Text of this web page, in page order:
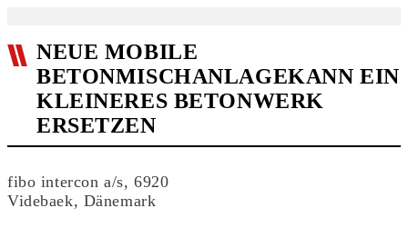
NEUE MOBILE
BETONMISCHANLAGEKANN EIN
KLEINERES BETONWERK
ERSETZEN
fibo intercon a/s, 6920
Videbaek, Dänemark